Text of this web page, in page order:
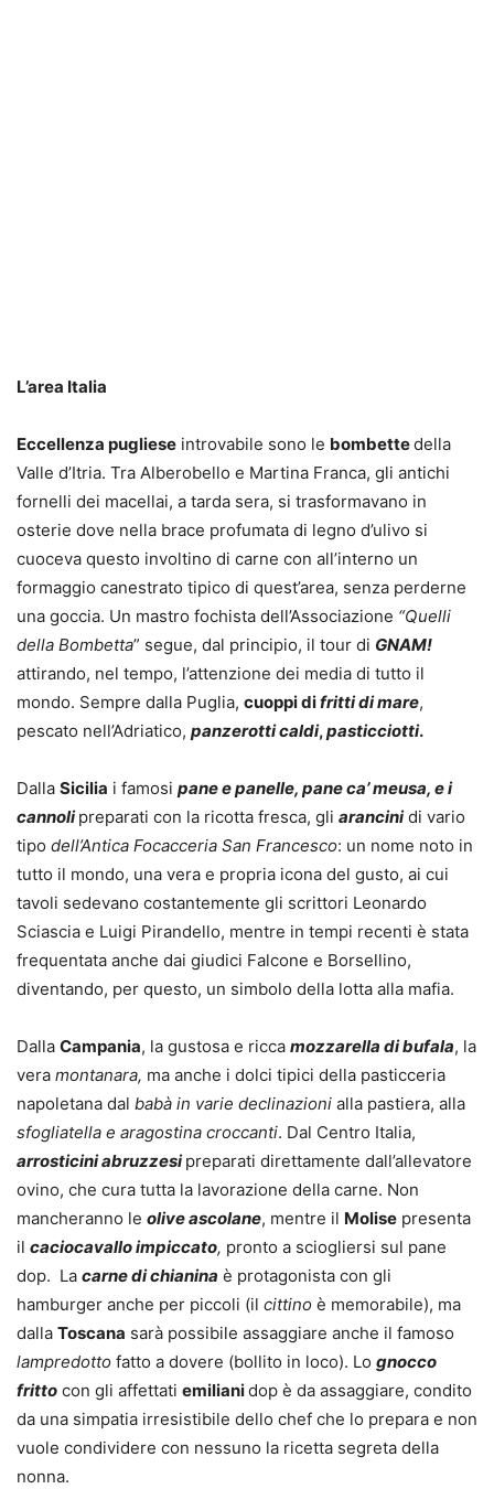
L’area Italia
Eccellenza pugliese introvabile sono le bombettedella
Valle d’Itria. Tra Alberobello e Martina Franca, gli antichi
fornelli dei macellai, a tarda sera, si trasformavano in
osterie dove nella brace profumata di legno d’ulivo si
cuoceva questo involtino di carne con all’interno un
formaggio canestrato tipico di quest’area, senza perderne
una goccia. Un mastro fochista dell’Associazione “Quelli
della Bombetta” segue, dal principio, il tour di GNAM!
attirando, nel tempo, l’attenzione dei media di tutto il
mondo. Sempre dalla Puglia, cuoppi difritti di mare,
pescato nell’Adriatico, panzerotti caldi,pasticciotti.
Dalla Sicilia i famosi pane e panelle, pane ca’ meusa, e i
cannoli preparati con la ricotta fresca, gli arancinidi vario
tipo dell’Antica Focacceria San Francesco: un nome noto in
tutto il mondo, una vera e propria icona del gusto, ai cui
tavoli sedevano costantemente gli scrittori Leonardo
Sciascia e Luigi Pirandello, mentre in tempi recenti è stata
frequentata anche dai giudici Falcone e Borsellino,
diventando, per questo, un simbolo della lotta alla mafia.
Dalla Campania, la gustosa e ricca mozzarella di bufala, la
vera montanara, ma anche i dolci tipici della pasticceria
napoletana dal babà in varie declinazioni alla pastiera, alla
sfogliatella e aragostina croccanti. Dal Centro Italia,
arrosticini abruzzesi preparati direttamente dall’allevatore
ovino, che cura tutta la lavorazione della carne. Non
mancheranno le olive ascolane, mentre il Molise presenta
il caciocavallo impiccato, pronto a sciogliersi sul pane
dop. La carne di chianina è protagonista con gli
hamburger anche per piccoli (il cittino è memorabile), ma
dalla Toscana sarà possibile assaggiare anche il famoso
lampredotto fatto a dovere (bollito in loco). Lo gnocco
fritto con gli affettati emilianidop è da assaggiare, condito
da una simpatia irresistibile dello chef che lo prepara e non
vuole condividere con nessuno la ricetta segreta della
nonna.